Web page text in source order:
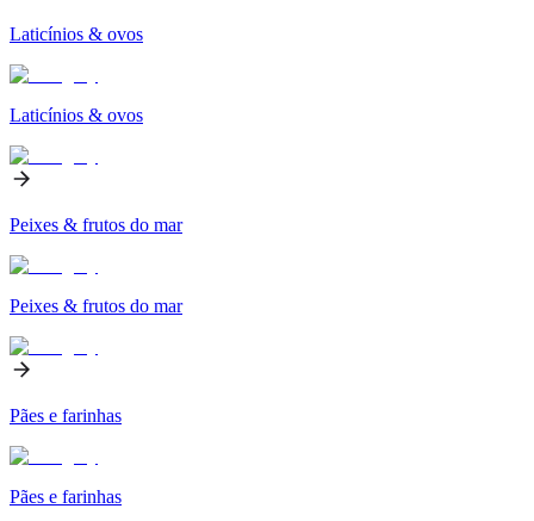
Laticínios & ovos
Laticínios & ovos
Peixes & frutos do mar
Peixes & frutos do mar
Pães e farinhas
Pães e farinhas